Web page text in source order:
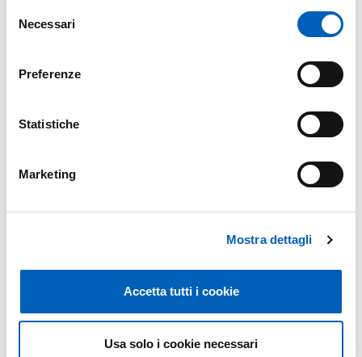
delNecessari
Preferenze
Statistiche
Marketing
Mostra dettagli
Accetta tutti i cookie
Usa solo i cookie necessari
Conservative rehabilitation interventions of masonry
Authors: Alessio Carlo; Pittalis Roberto; Attianese Giuseppe; Chiaia
Bernardino; Ferretti Daniele; Zanazzi Elena; Ferrari Lia; Coisson Eva
Year: 2024
Public Engagement Initiatives